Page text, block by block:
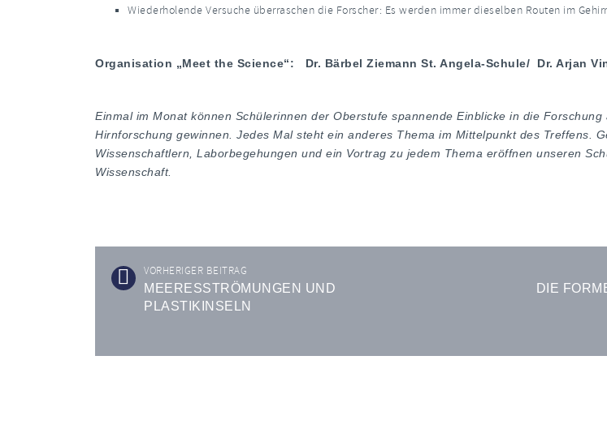
Wiederholende Versuche überraschen die Forscher: Es werden immer dieselben Routen im
Organisation „Meet the Science“: Dr. Bärbel Ziemann St. Angela-Schule/ Dr. Arjan
Einmal im Monat können Schülerinnen der Oberstufe spannende Einblicke in die
Hirnforschung gewinnen. Jedes Mal steht ein anderes Thema im Mittelpunkt des Treffens.
Wissenschaftlern, Laborbegehungen und ein Vortrag zu jedem Thema eröffnen unseren
Wissenschaft.
VORHERIGER BEITRAG
MEERESSTRÖMUNGEN UND
PLASTIKINSELN
DIE